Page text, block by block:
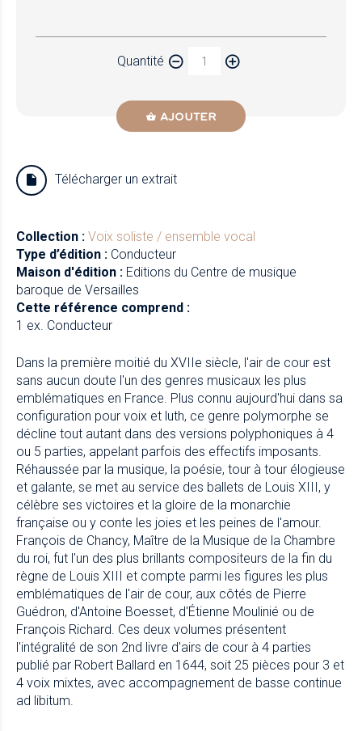
Quantité
AJOUTER
Télécharger un extrait
Collection : Voix soliste / ensemble vocal
Type d’édition : Conducteur
Maison d'édition : Editions du Centre de musique
baroque de Versailles
Cette référence comprend :
1 ex. Conducteur
Dans la première moitié du XVIIe siècle, l'air de cour est
sans aucun doute l'un des genres musicaux les plus
emblématiques en France. Plus connu aujourd'hui dans sa
configuration pour voix et luth, ce genre polymorphe se
décline tout autant dans des versions polyphoniques à 4
ou 5 parties, appelant parfois des effectifs imposants.
Réhaussée par la musique, la poésie, tour à tour élogieuse
et galante, se met au service des ballets de Louis XIII, y
célèbre ses victoires et la gloire de la monarchie
française ou y conte les joies et les peines de l'amour.
François de Chancy, Maître de la Musique de la Chambre
du roi, fut l'un des plus brillants compositeurs de la fin du
règne de Louis XIII et compte parmi les figures les plus
emblématiques de l'air de cour, aux côtés de Pierre
Guédron, d'Antoine Boesset, d'Étienne Moulinié ou de
François Richard. Ces deux volumes présentent
l'intégralité de son 2nd livre d'airs de cour à 4 parties
publié par Robert Ballard en 1644, soit 25 pièces pour 3 et
4 voix mixtes, avec accompagnement de basse continue
ad libitum.